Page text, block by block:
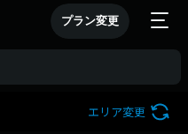
プラン変更
エリア変更